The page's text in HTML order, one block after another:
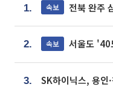
1. 속보 전북 완주
2. 속보 서울도
3.